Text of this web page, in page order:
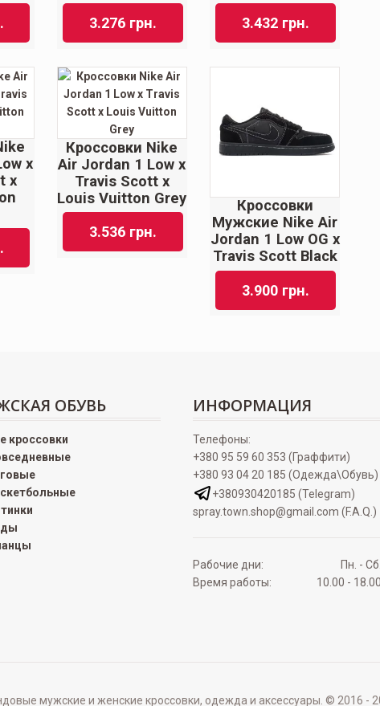
3.276 грн. 3.432 грн.
x
x
Кроссовки Nike
Air Jordan 1 Low x
Travis Scott x
Louis Vuitton Grey
3.536 грн.
Кроссовки
Мужские Nike Air
Jordan 1 Low OG x
Travis Scott Blаck
3.900 грн.
ОБУВЬ
кроссовки
ИНФОРМАЦИЯ
Телефоны:
+380 95 59 60 353 (Граффити)
+380 93 04 20 185 (Одежда\Обувь)
+380930420185 (Telegram)
spray.town.shop@gmail.com (F.A.Q.)
Рабочие дни:
Пн. - Сб.
Время работы:
10.00 - 18.00
мужские и женские кроссовки, одежда и аксессуары. © 2016 -